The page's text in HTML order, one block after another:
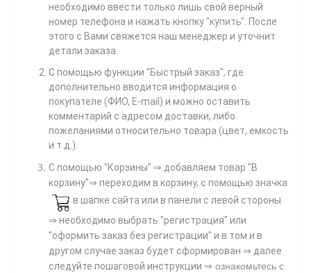
необходимо ввести только лишь свой верный
номер телефона и нажать кнопку "купить". После
этого с Вами свяжется наш менеджер и уточнит
детали заказа.
С помощью функции "Быстрый заказ", где
дополнительно вводится информация о
покупателе (ФИО, E-mail) и можно оставить
комментарий с адресом доставки, либо
пожеланиями относительно товара (цвет, емкость
и т.д.).
С помощью "Корзины" ⇒ добавляем товар "В
корзину"⇒ переходим в корзину, с помощью значка
в шапке сайта или в панели с левой стороны
⇒ необходимо выбрать "регистрация" или
"оформить заказ без регистрации" и в том и в
другом случае заказ будет сформирован ⇒ далее
следуйте пошаговой инструкции ⇒ ознакомьтесь с